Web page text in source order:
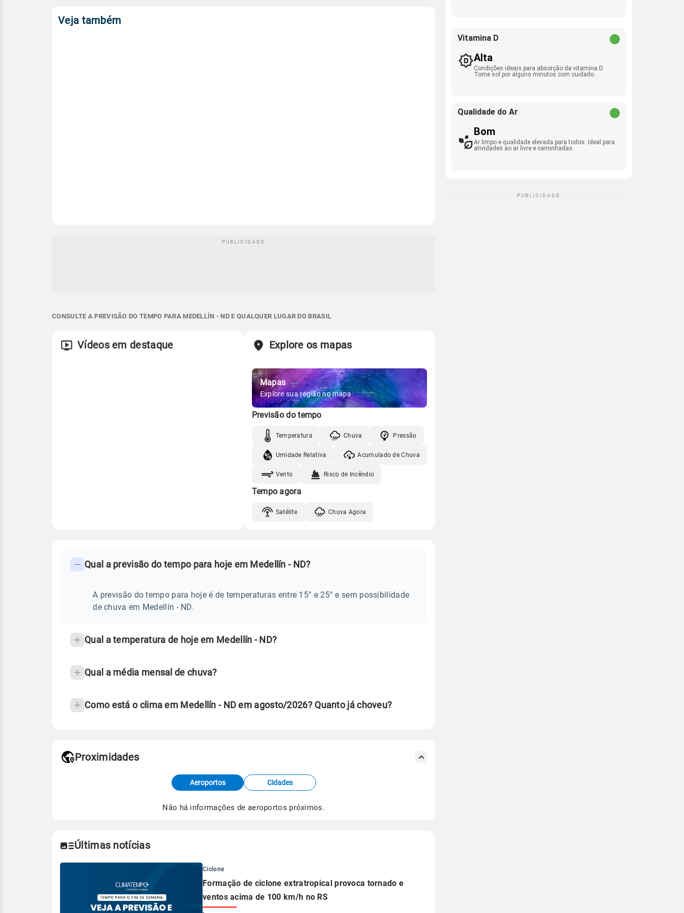
Veja também
CONSULTE A PREVISÃO DO TEMPO PARA MEDELLÍN - ND E QUALQUER LUGAR DO BRASIL
Vídeos em destaque Explore os mapas
Mapas
Explore sua região no mapa
Previsão do tempo
Temperatura Chuva Pressão
Umidade Relativa Acumulado de Chuva
Vento Risco de Incêndio
Tempo agora
Satélite Chuva Agora
PREVISÃO
frequentes
temperatura
Qual a previsão do tempo para hoje em Medellín - ND?
A previsão do tempo para hoje é de temperaturas entre 15° e 25° e sem possibilidade
de chuva em Medellín - ND.
Qual a temperatura de hoje em Medellín - ND?
Qual a média mensal de chuva?
Como está o clima em Medellín - ND em agosto/2026? Quanto já choveu?
de Tempo e Estudos Climáticos (CPTEC).
Proximidades
Aeroportos Cidades
Não há informações de aeroportos próximos.
Últimas notícias
Ciclone
Formação de ciclone extratropical provoca tornado e
ventos acima de 100 km/h no RS
Vitamina D
Alta
Condições ideais para absorção da vitamina D.
Tome sol por alguns minutos com cuidado.
Qualidade do Ar
Bom
Ar limpo e qualidade elevada para todos. Ideal para
atividades ao ar livre e caminhadas.